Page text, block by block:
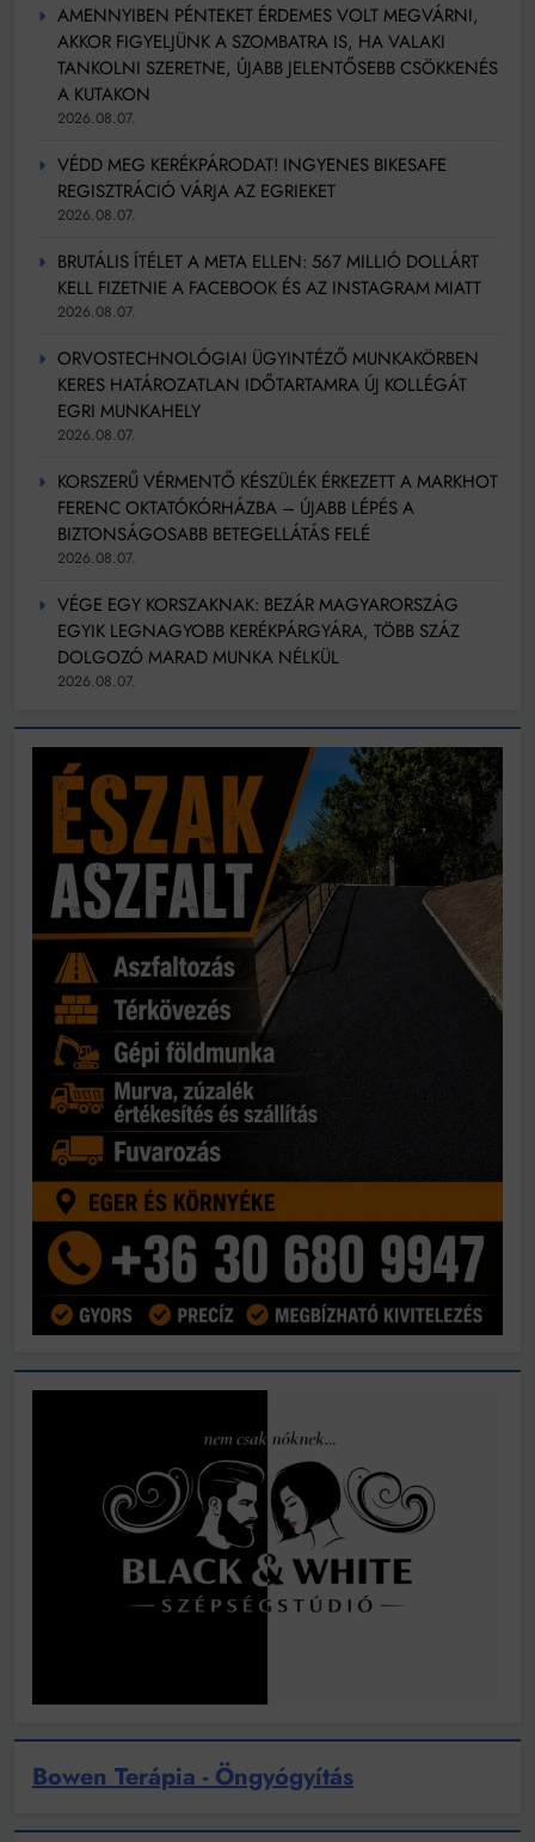
AMENNYIBEN PÉNTEKET ÉRDEMES VOLT MEGVÁRNI,
AKKOR FIGYELJÜNK A SZOMBATRA IS, HA VALAKI
TANKOLNI SZERETNE, ÚJABB JELENTŐSEBB CSÖKKENÉS
A KUTAKON
2026.08.07.
VÉDD MEG KERÉKPÁRODAT! INGYENES BIKESAFE
REGISZTRÁCIÓ VÁRJA AZ EGRIEKET
2026.08.07.
BRUTÁLIS ÍTÉLET A META ELLEN: 567 MILLIÓ DOLLÁRT
KELL FIZETNIE A FACEBOOK ÉS AZ INSTAGRAM MIATT
2026.08.07.
ORVOSTECHNOLÓGIAI ÜGYINTÉZŐ MUNKAKÖRBEN
KERES HATÁROZATLAN IDŐTARTAMRA ÚJ KOLLÉGÁT
EGRI MUNKAHELY
2026.08.07.
KORSZERŰ VÉRMENTŐ KÉSZÜLÉK ÉRKEZETT A MARKHOT
FERENC OKTATÓKÓRHÁZBA – ÚJABB LÉPÉS A
BIZTONSÁGOSABB BETEGELLÁTÁS FELÉ
2026.08.07.
VÉGE EGY KORSZAKNAK: BEZÁR MAGYARORSZÁG
EGYIK LEGNAGYOBB KERÉKPÁRGYÁRA, TÖBB SZÁZ
DOLGOZÓ MARAD MUNKA NÉLKÜL
2026.08.07.
Bowen Terápia - Öngyógyítás